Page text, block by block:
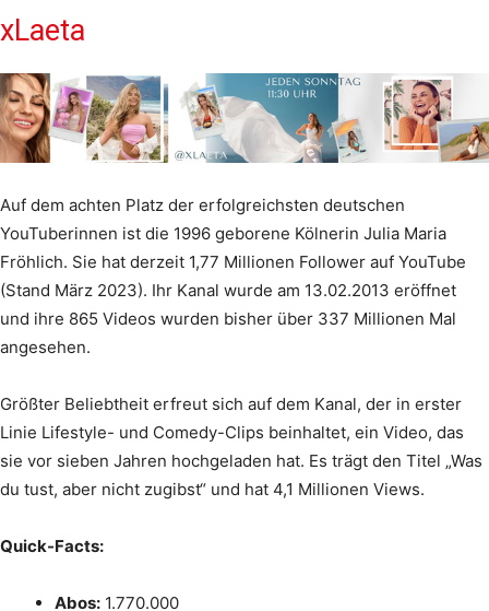
xLaeta
Auf dem achten Platz der erfolgreichsten deutschen
YouTuberinnen ist die 1996 geborene Kölnerin Julia Maria
Fröhlich. Sie hat derzeit 1,77 Millionen Follower auf YouTube
(Stand März 2023). Ihr Kanal wurde am 13.02.2013 eröffnet
und ihre 865 Videos wurden bisher über 337 Millionen Mal
angesehen.
Größter Beliebtheit erfreut sich auf dem Kanal, der in erster
Linie Lifestyle- und Comedy-Clips beinhaltet, ein Video, das
sie vor sieben Jahren hochgeladen hat. Es trägt den Titel „Was
du tust, aber nicht zugibst“ und hat 4,1 Millionen Views.
Quick-Facts:
Abos: 1.770.000